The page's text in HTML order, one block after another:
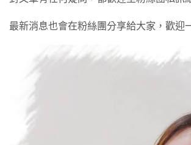
最新消息也會在粉絲團分享給大家，歡迎